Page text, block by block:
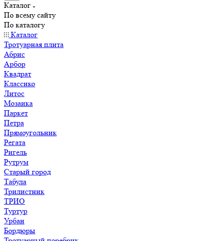
Каталог
По всему сайту
По каталогу
Каталог
Тротуарная плита
Абрис
Арбор
Квадрат
Классико
Литос
Мозаика
Паркет
Петра
Прямоугольник
Регата
Ригель
Рутрум
Старый город
Табула
Трилистник
ТРИО
Туртур
Урбан
Бордюры